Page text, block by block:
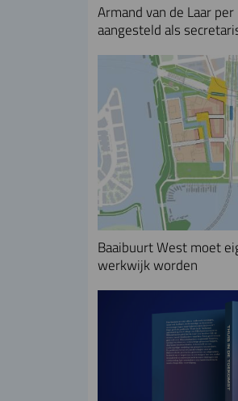
Armand van de Laar
aangesteld als
Baaibuurt West moet
werkwijk worden